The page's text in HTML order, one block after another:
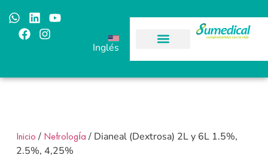
Inglés
Inicio/ Nefrología/ Dianeal (Dextrosa) 2L y 6L 1.5%,
2.5%, 4,25%